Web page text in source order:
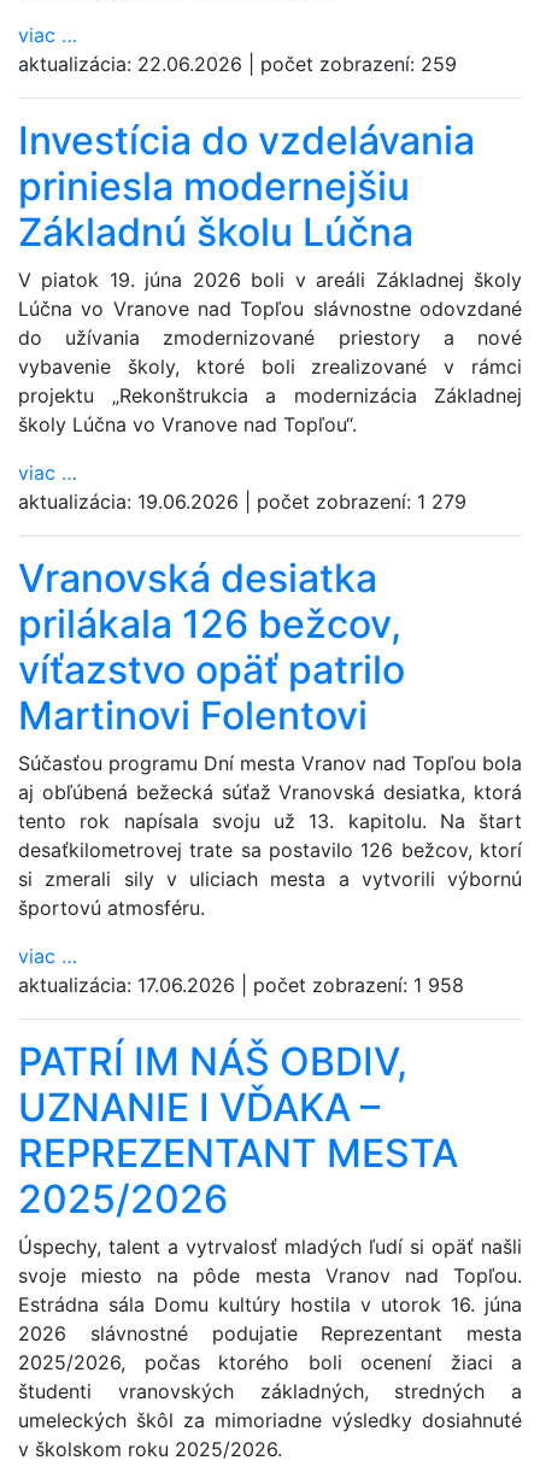
viac …
aktualizácia: 22.06.2026 počet zobrazení: 259
Investícia do vzdelávania
priniesla modernejšiu
Základnú školu Lúčna
V piatok 19. júna 2026 boli v areáli Základnej školy
Lúčna vo Vranove nad Topľou slávnostne odovzdané
do užívania zmodernizované priestory a nové
vybavenie školy, ktoré boli zrealizované v rámci
projektu „Rekonštrukcia a modernizácia Základnej
školy Lúčna vo Vranove nad Topľou“.
viac …
aktualizácia: 19.06.2026 počet zobrazení: 1 279
Vranovská desiatka
prilákala 126 bežcov,
víťazstvo opäť patrilo
Martinovi Folentovi
Súčasťou programu Dní mesta Vranov nad Topľou bola
aj obľúbená bežecká súťaž Vranovská desiatka, ktorá
tento rok napísala svoju už 13. kapitolu. Na štart
desaťkilometrovej trate sa postavilo 126 bežcov, ktorí
si zmerali sily v uliciach mesta a vytvorili výbornú
športovú atmosféru.
viac …
aktualizácia: 17.06.2026 počet zobrazení: 1 958
PATRÍ IM NÁŠ OBDIV,
UZNANIE I VĎAKA –
REPREZENTANT MESTA
2025/2026
Úspechy, talent a vytrvalosť mladých ľudí si opäť našli
svoje miesto na pôde mesta Vranov nad Topľou.
Estrádna sála Domu kultúry hostila v utorok 16. júna
2026 slávnostné podujatie Reprezentant mesta
2025/2026, počas ktorého boli ocenení žiaci a
študenti vranovských základných, stredných a
umeleckých škôl za mimoriadne výsledky dosiahnuté
v školskom roku 2025/2026.